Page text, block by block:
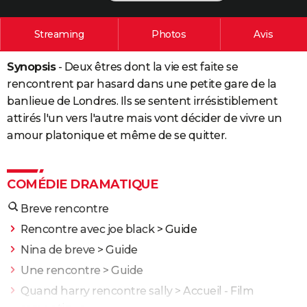
PHOTO
BONS PLANS
CARTE DE VOEUX
Carte de Noël
Carte Bonne année
Carte Saint-Valentin
Carte Pâques
Carte d'anniversaire
COPAINS D'AVANT
S'inscrire
Se connecter
Lycées
Collèges
Primaires
Universités
Entreprises
Service militaire
Avis de recherche
AVIS DE DÉCÈS
Streaming Photos Avis
Synopsis- Deux êtres dont la vie est faite se
rencontrent par hasard dans une petite gare de la
banlieue de Londres. Ils se sentent irrésistiblement
attirés l'un vers l'autre mais vont décider de vivre un
amour platonique et même de se quitter.
COMÉDIE DRAMATIQUE
Breve rencontre
Rencontre avec joe black> Guide
Nina de breve > Guide
Une rencontre > Guide
Quand harry rencontre sally> Accueil - Film